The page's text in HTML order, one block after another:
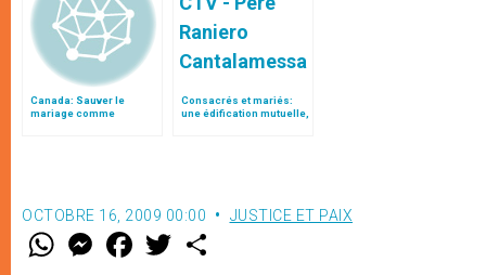
Canada: Sauver le
mariage comme
Consacrés et mariés:
une édification mutuelle,
OCTOBRE 16, 2009 00:00 JUSTICE ET PAIX
W M
e
F
a w